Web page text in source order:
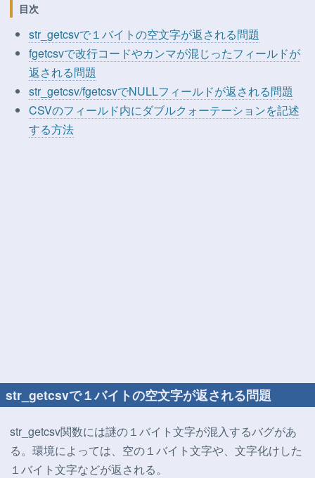
目次
str_getcsvで１バイトの空文字が返される問題
fgetcsvで改行コードやカンマが混じったフィールドが
返される問題
str_getcsv/fgetcsvでNULLフィールドが返される問題
CSVのフィールド内にダブルクォーテーションを記述
する方法
str_getcsvで１バイトの空文字が返される問題
str_getcsv関数には謎の１バイト文字が混入するバグがあ
る。環境によっては、空の１バイト文字や、文字化けした
１バイト文字などが返される。